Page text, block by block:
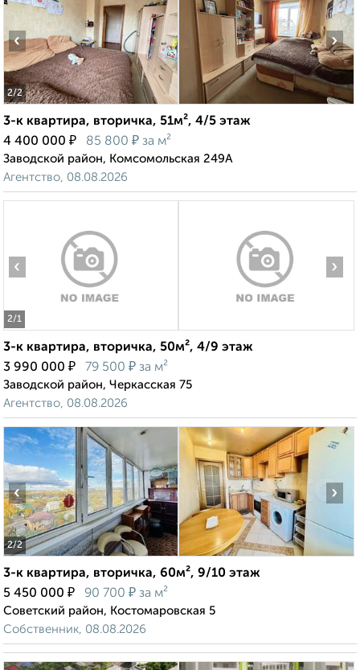
2/2
‹ ›
3-к квартира, вторичка, 51м², 4/5 этаж
4 400 000 ₽ 85 800 ₽ за м²
Заводской район, Комсомольская 249А
Агентство, 08.08.2026
2/1
‹ ›
3-к квартира, вторичка, 50м², 4/9 этаж
3 990 000 ₽ 79 500 ₽ за м²
Заводской район, Черкасская 75
Агентство, 08.08.2026
2/2
‹ ›
3-к квартира, вторичка, 60м², 9/10 этаж
5 450 000 ₽ 90 700 ₽ за м²
Советский район, Костомаровская 5
Собственник, 08.08.2026